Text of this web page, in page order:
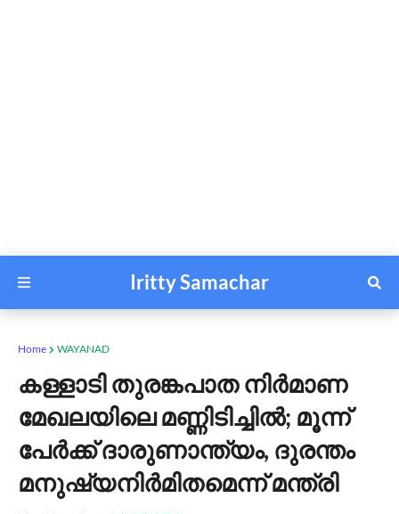
Iritty Samachar
Home WAYANAD
കള്ളാടി തുരങ്കപാത നിർമാണ
മേഖലയിലെ മണ്ണിടിച്ചിൽ; മൂന്ന്
പേർക്ക് ദാരുണാന്ത്യം, ദുരന്തം
മനുഷ്യനിർമിതമെന്ന് മന്ത്രി